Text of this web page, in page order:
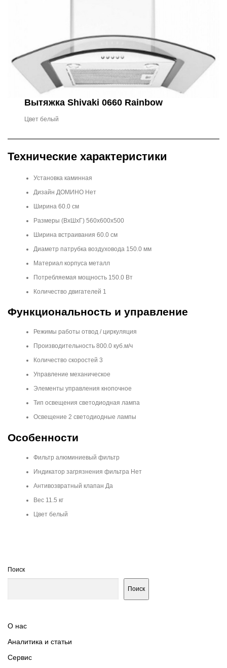
Вытяжка Shivaki 0660 Rainbow
Цвет белый
Технические характеристики
Установка каминная
Дизайн ДОМИНО Нет
Ширина 60.0 см
Размеры (ВхШхГ) 560x600x500
Ширина встраивания 60.0 см
Диаметр патрубка воздуховода 150.0 мм
Материал корпуса металл
Потребляемая мощность 150.0 Вт
Количество двигателей 1
Функциональность и управление
Режимы работы отвод / циркуляция
Производительность 800.0 куб.м/ч
Количество скоростей 3
Управление механическое
Элементы управления кнопочное
Тип освещения светодиодная лампа
Освещение 2 светодиодные лампы
Особенности
Фильтр алюминиевый фильтр
Индикатор загрязнения фильтра Нет
Антивозвратный клапан Да
Вес 11.5 кг
Цвет белый
Поиск
Поиск
О нас
Аналитика и статьи
Сервис